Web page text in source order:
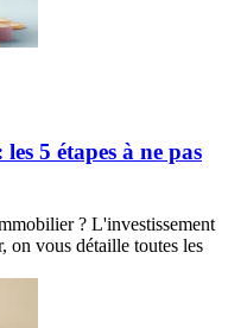
5 étapes à ne pas
? L'investissement
on vous détaille toutes les